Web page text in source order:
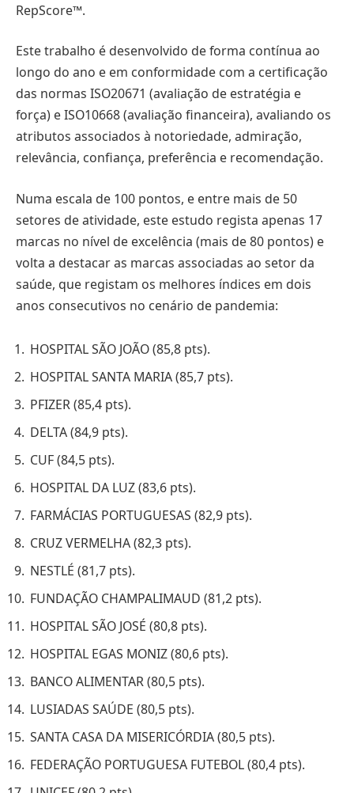
RepScore™.
Este trabalho é desenvolvido de forma contínua ao
longo do ano e em conformidade com a certificação
das normas ISO20671 (avaliação de estratégia e
força) e ISO10668 (avaliação financeira), avaliando os
atributos associados à notoriedade, admiração,
relevância, confiança, preferência e recomendação.
Numa escala de 100 pontos, e entre mais de 50
setores de atividade, este estudo regista apenas 17
marcas no nível de excelência (mais de 80 pontos) e
volta a destacar as marcas associadas ao setor da
saúde, que registam os melhores índices em dois
anos consecutivos no cenário de pandemia:
HOSPITAL SÃO JOÃO (85,8 pts).
HOSPITAL SANTA MARIA (85,7 pts).
PFIZER (85,4 pts).
DELTA (84,9 pts).
CUF (84,5 pts).
HOSPITAL DA LUZ (83,6 pts).
FARMÁCIAS PORTUGUESAS (82,9 pts).
CRUZ VERMELHA (82,3 pts).
NESTLÉ (81,7 pts).
FUNDAÇÃO CHAMPALIMAUD (81,2 pts).
HOSPITAL SÃO JOSÉ (80,8 pts).
HOSPITAL EGAS MONIZ (80,6 pts).
BANCO ALIMENTAR (80,5 pts).
LUSIADAS SAÚDE (80,5 pts).
SANTA CASA DA MISERICÓRDIA (80,5 pts).
FEDERAÇÃO PORTUGUESA FUTEBOL (80,4 pts).